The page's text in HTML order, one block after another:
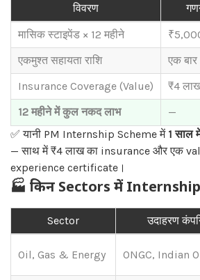
विवरण
मासिक स्टाइपेंड × 12 महीने
एकमुश्त सहायता राशि
एक बार
Insurance Coverage (Value)
₹4
12 महीने में कुल नकद लाभ
—
✅ यानी PM Internship Scheme में 1 साल
— साथ में ₹4 लाख का insurance और एक
experience certificate।
🏭 किन Sectors में Internship
Sector उदाहरण
Oil, Gas & Energy ONGC, Indian